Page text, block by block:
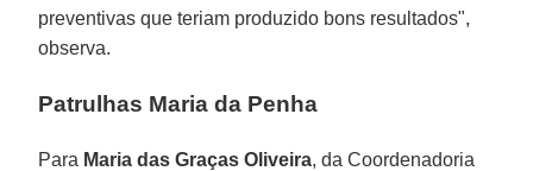
preventivas que teriam produzido bons resultados",
observa.
Patrulhas Maria da Penha
Para Maria das Graças Oliveira, da Coordenadoria